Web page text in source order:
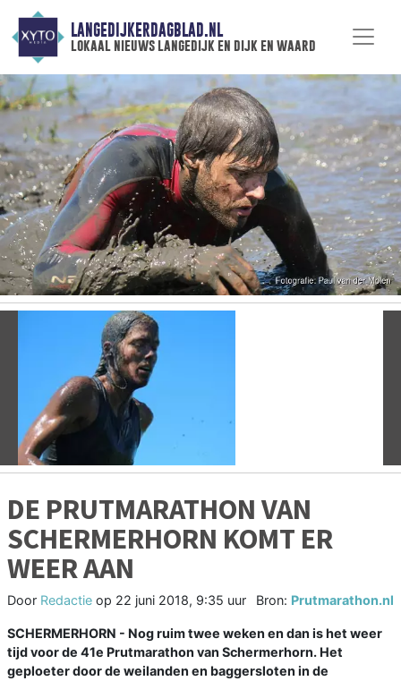
LANGEDIJKERDAGBLAD.NL
lokaal nieuws langedijk en dijk en waard
DE PRUTMARATHON VAN
SCHERMERHORN KOMT ER
WEER AAN
Door Redactie op 22 juni 2018, 9:35 uur Bron: Prutmarathon.nl
SCHERMERHORN - Nog ruim twee weken en dan is het weer
tijd voor de 41e Prutmarathon van Schermerhorn. Het
geploeter door de weilanden en baggersloten in de